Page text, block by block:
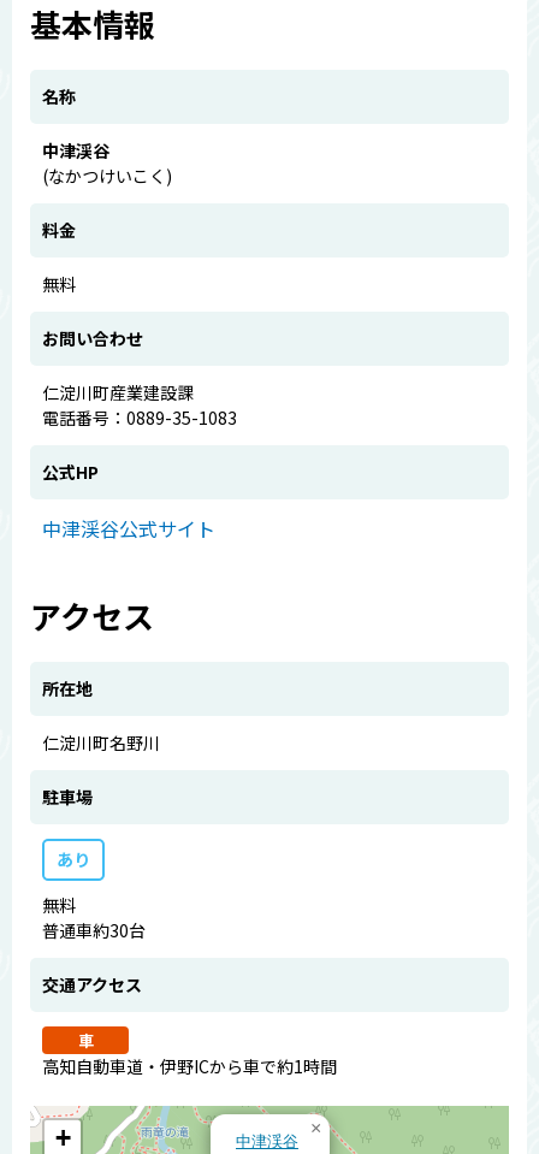
基本情報
名称
中津渓谷
(なかつけいこく)
料金
無料
お問い合わせ
仁淀川町産業建設課
電話番号：0889-35-1083
公式HP
中津渓谷公式サイト
アクセス
所在地
仁淀川町名野川
駐車場
あり
無料
普通車約30台
交通アクセス
車
高知自動車道・伊野ICから車で約1時間
中津渓谷
×
+